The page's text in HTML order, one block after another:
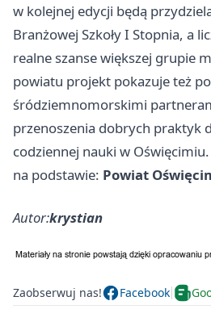
w kolejnej edycji będą
Branżowej Szkoły I Stopnia, a
realne szanse większej grupie
powiatu projekt pokazuje też
śródziemnomorskimi
przenoszenia dobrych praktyk
codziennej nauki w Oświęcimiu.
na podstawie: Powiat
Autor:krystian
Zaobserwuj nas! Facebook